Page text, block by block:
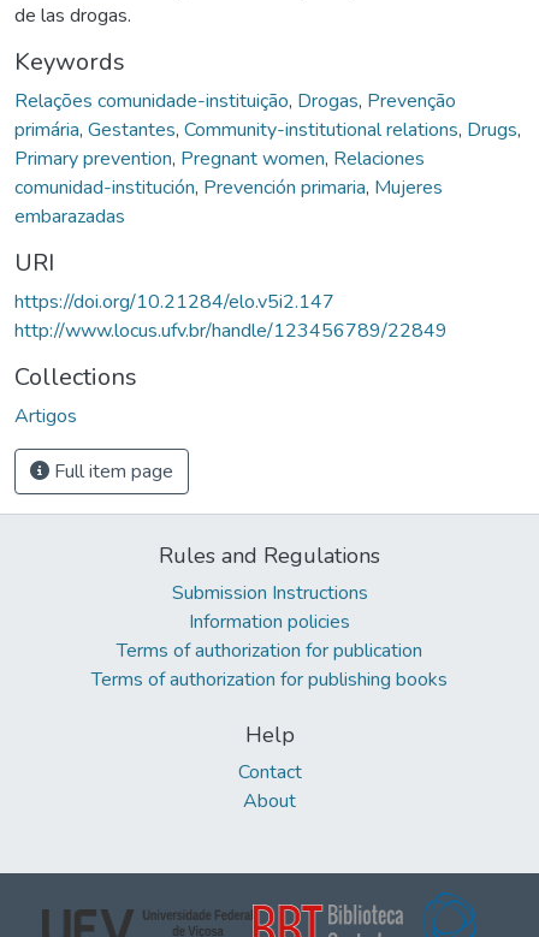
de las drogas.
Keywords
Relações comunidade-instituição, Drogas, Prevenção
primária, Gestantes, Community-institutional relations, Drugs,
Primary prevention, Pregnant women, Relaciones
comunidad-institución, Prevención primaria, Mujeres
embarazadas
URI
https://doi.org/10.21284/elo.v5i2.147
http://www.locus.ufv.br/handle/123456789/22849
Collections
Artigos
Full item page
Rules and Regulations
Submission Instructions
Information policies
Terms of authorization for publication
Terms of authorization for publishing books
Help
Contact
About